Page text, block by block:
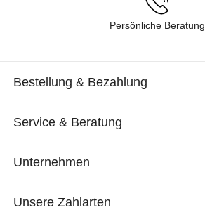
Persönliche Beratung
Bestellung & Bezahlung
Service & Beratung
Unternehmen
Unsere Zahlarten